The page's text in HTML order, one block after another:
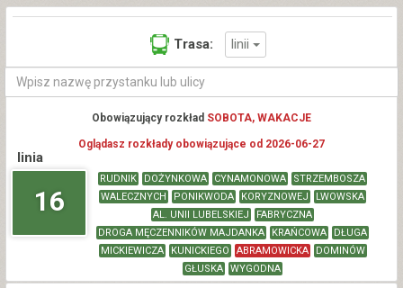
Trasa: linii
Obowiązujący rozkład SOBOTA, WAKACJE
Oglądasz rozkłady obowiązujące od 2026-06-27
linia
16
RUDNIK DOŻYNKOWA CYNAMONOWA
STRZEMBOSZA
WALECZNYCH
PONIKWODA KORYZNOWEJ
LWOWSKA
AL. UNII LUBELSKIEJ
FABRYCZNA
DROGA MĘCZENNIKÓW MAJDANKA
KRAŃCOWA
DŁUGA
MICKIEWICZA
KUNICKIEGO ABRAMOWICKA
DOMINÓW
GŁUSKA
WYGODNA